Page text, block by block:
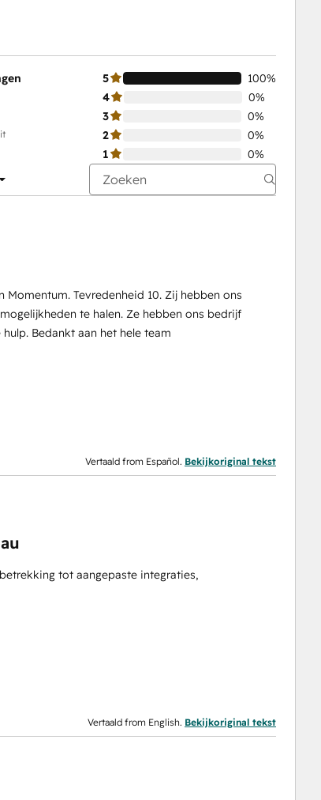
5
100%
4
0%
3
0%
2
0%
1
0%
Tevredenheid 10. Zij hebben ons
te halen. Ze hebben ons bedrijf
Bedankt aan het hele team
Vertaald from Español. Bekijkoriginal tekst
tot aangepaste integraties,
Vertaald from English. Bekijkoriginal tekst